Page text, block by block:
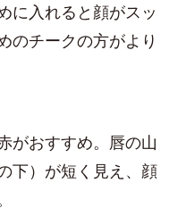
に入れると顔がスッ
のチークの方がより
がおすすめ。唇の山
下）が短く見え、顔